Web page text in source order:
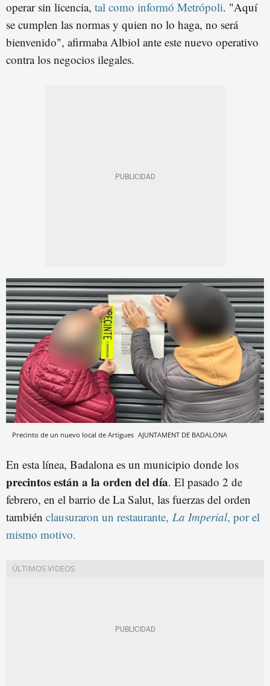
operar sin licencia, tal como informó Metrópoli. "Aquí
se cumplen las normas y quien no lo haga, no será
bienvenido", afirmaba Albiol ante este nuevo operativo
contra los negocios ilegales.
Precinto de un nuevo local de Artigues AJUNTAMENT DE BADALONA
En esta línea, Badalona es un municipio donde los
precintos están a la orden del día. El pasado 2 de
febrero, en el barrio de La Salut, las fuerzas del orden
también clausuraron un restaurante, La Imperial, por el
mismo motivo.